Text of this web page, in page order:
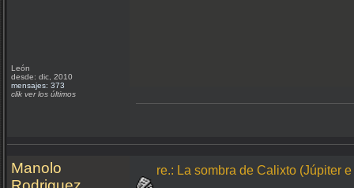
León
desde: dic, 2010
mensajes: 373
clik ver los últimos
Manolo
re.: La sombra de Calixto (Júpiter